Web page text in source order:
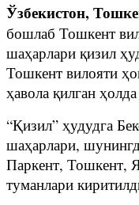
Ўзбекистон,
бошлаб Тошкент
шаҳарлари қизил
Тошкент вилояти
ҳавола қилган
“Қизил” ҳудудга
шаҳарлари,
Паркент, Тошкент,
туманлари